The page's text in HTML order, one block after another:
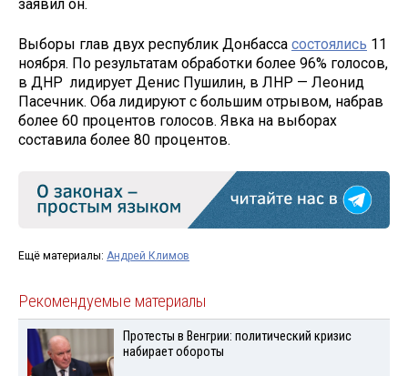
заявил он.
Выборы глав двух республик Донбасса состоялись 11
ноября. По результатам обработки более 96% голосов,
в ДНР лидирует Денис Пушилин, в ЛНР — Леонид
Пасечник. Оба лидируют с большим отрывом, набрав
более 60 процентов голосов. Явка на выборах
составила более 80 процентов.
Ещё материалы: Андрей Климов
Рекомендуемые материалы
Протесты в Венгрии: политический кризис
набирает обороты